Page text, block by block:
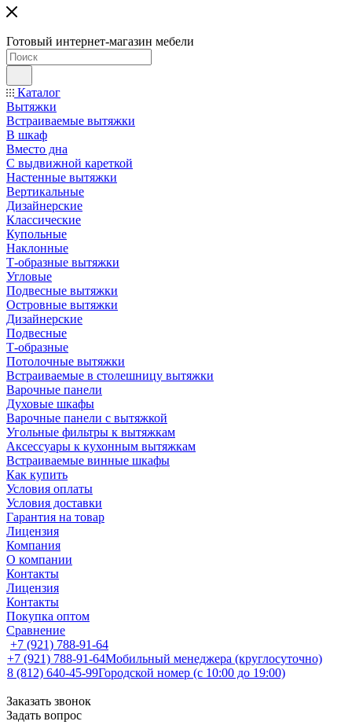
Готовый интернет-магазин мебели
Каталог
Вытяжки
Встраиваемые вытяжки
В шкаф
Вместо дна
С выдвижной кареткой
Настенные вытяжки
Вертикальные
Дизайнерские
Классические
Купольные
Наклонные
Т-образные вытяжки
Угловые
Подвесные вытяжки
Островные вытяжки
Дизайнерские
Подвесные
Т-образные
Потолочные вытяжки
Встраиваемые в столешницу вытяжки
Варочные панели
Духовые шкафы
Варочные панели с вытяжкой
Угольные фильтры к вытяжкам
Аксессуары к кухонным вытяжкам
Встраиваемые винные шкафы
Как купить
Условия оплаты
Условия доставки
Гарантия на товар
Лицензия
Компания
О компании
Контакты
Лицензия
Контакты
Покупка оптом
Сравнение
+7 (921) 788-91-64
+7 (921) 788-91-64Мобильный менеджера (круглосуточно)
8 (812) 640-45-99Городской номер (с 10:00 до 19:00)
Заказать звонок
Задать вопрос